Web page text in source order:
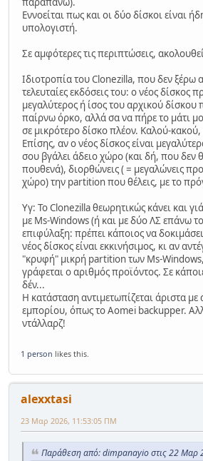
Εννοείται πως και οι δύο δίσκοι είναι
υπολογιστή.
Σε αμφότερες τις περιπτώσεις,
Ιδιοτροπία του Clonezilla, που δεν ξέρω
τελευταίες εκδόσεις του: ο νέος δίσκος
μεγαλύτερος ή ίσος του αρχικού δίσκου
παίρνω όρκο, αλλά σα να πήρε το μάτι
σε μικρότερο δίσκο πλέον. Καλού-
Επίσης, αν ο νέος δίσκος είναι
σου βγάλει άδειο χώρο (και δή, που δεν
πουθενά), διορθώνεις ( = μεγαλώνεις
χώρο) την partition που θέλεις, με το
Υγ: Το Clonezilla θεωρητικώς κάνει και
με Ms-Windows (ή και με δύο ΛΣ επάνω
επιφύλαξη: πρέπει κάποιος να
νέος δίσκος είναι εκκινήσιμος, κι αν
"κρυφή" μικρή partition των Ms-
γράφεται ο αριθμός προϊόντος. Σε
δέν...
Η κατάσταση αντιμετωπίζεται άριστα με
εμπορίου, όπως το Aomei backupper.
ντάλλαρζ!
1 person likes this.
alexxtasi
23 Μαρ 2026, 11:53:05 ΠΜ
Παράθεση από: dimpanayio στις 22